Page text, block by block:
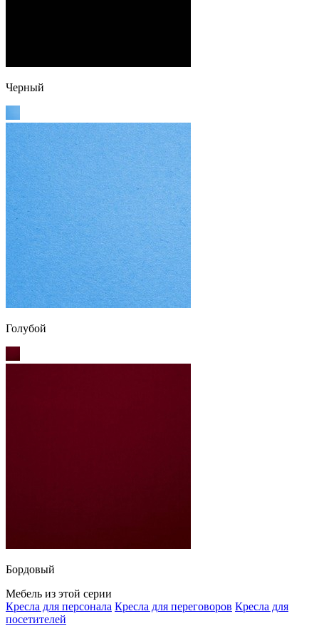
Черный
Голубой
Бордовый
Мебель из этой серии
Кресла для персонала Кресла для переговоров Кресла для
посетителей